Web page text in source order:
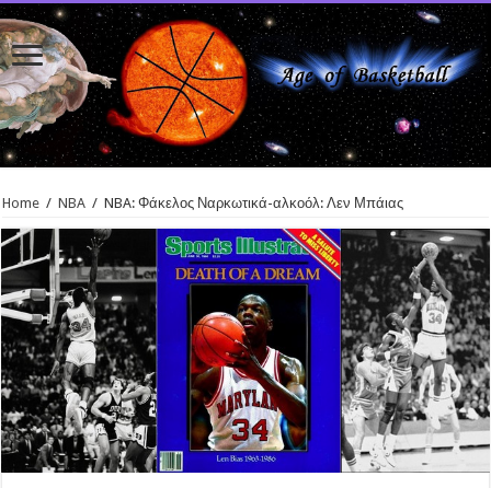
Home / NBA / NBA: Φάκελος Ναρκωτικά-αλκοόλ: Λεν Μπάιας